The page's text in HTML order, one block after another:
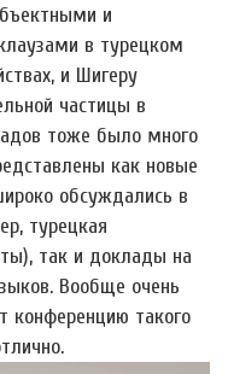
и
в турецком
и Шигеру
частицы в
тоже было много
как новые
обсуждались в
турецкая
так и доклады на
Вообще очень
конференцию такого